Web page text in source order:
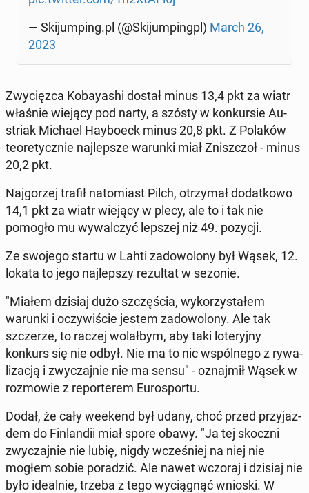
— Ski­jum­ping.pl (@Ski­jum­pingpl) March 26,
2023
Zwy­cięz­ca Ko­bay­ashi dostał minus 13,4 pkt za wiatr
właśnie wiejący pod narty, a szósty w kon­kur­sie Au­
striak Michael Hay­bo­eck minus 20,8 pkt. Z Polaków
teo­re­tycz­nie naj­lep­sze warunki miał Znisz­czoł - minus
20,2 pkt.
Naj­go­rzej trafił na­to­miast Pilch, otrzy­mał do­dat­ko­wo
14,1 pkt za wiatr wiejący w plecy, ale to i tak nie
pomogło mu wy­wal­czyć lepszej niż 49. pozycji.
Ze swojego startu w Lahti za­do­wo­lo­ny był Wąsek, 12.
lokata to jego naj­lep­szy re­zul­tat w sezonie.
"Miałem dzisiaj dużo szczę­ścia, wy­ko­rzy­sta­łem
warunki i oczy­wi­ście jestem za­do­wo­lo­ny. Ale tak
szcze­rze, to raczej wo­lał­bym, aby taki lo­te­ryj­ny
konkurs się nie odbył. Nie ma to nic wspól­ne­go z ry­wa­
li­za­cją i zwy­czaj­nie nie ma sensu" - oznaj­mił Wąsek w
roz­mo­wie z re­por­te­rem Eu­ro­spor­tu.
Dodał, że cały weekend był udany, choć przed przy­jaz­
dem do Fin­lan­dii miał spore obawy. "Ja tej skoczni
zwy­czaj­nie nie lubię, nigdy wcze­śniej na niej nie
mogłem sobie po­ra­dzić. Ale nawet wczoraj i dzisiaj nie
było ide­al­nie, trzeba z tego wy­cią­gnąć wnioski. W